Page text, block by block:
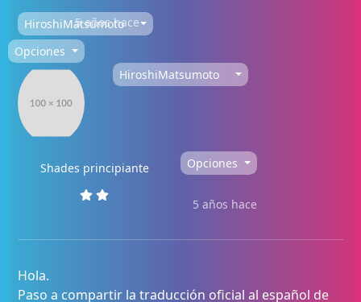
HiroshiMatsumoto
5 años hace
Opciones
HiroshiMatsumoto
Shades principiante Opciones
5 años hace
Hola.
Paso a compartir la traducción oficial al español de